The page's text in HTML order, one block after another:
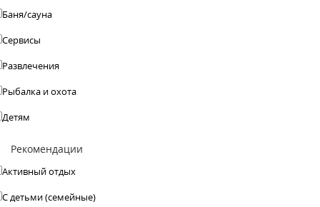
Баня/сауна
Сервисы
Развлечения
Рыбалка и охота
Детям
Рекомендации
Активный отдых
С детьми (семейные)